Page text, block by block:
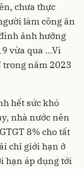
chưa thực
làm công ăn
ảnh hưởng
vừa qua ...Vì
trong năm 2023
hết sức khó
nhà nước nên
8% cho tất
chỉ giới hạn ở
hạn áp dụng tới